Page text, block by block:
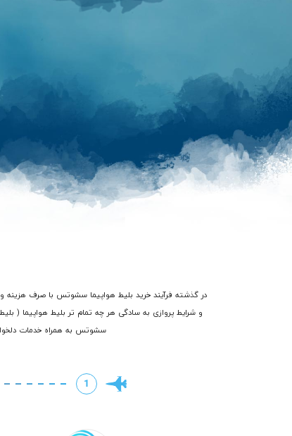
و شرایط پروازی به سادگی هر چه تمام تر بلیط هواپیما (
سشوتس به همراه خدمات
1